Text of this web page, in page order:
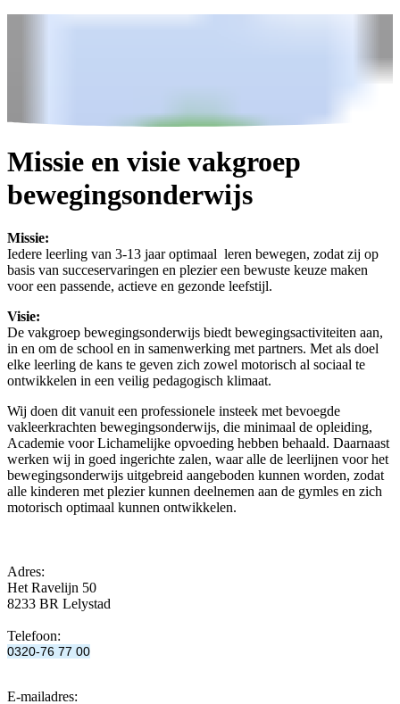
Missie en visie vakgroep
bewegingsonderwijs
Missie:
Iedere leerling van 3-13 jaar optimaal leren bewegen, zodat zij op
basis van succeservaringen en plezier een bewuste keuze maken
voor een passende, actieve en gezonde leefstijl.
Visie:
De vakgroep bewegingsonderwijs biedt bewegingsactiviteiten aan,
in en om de school en in samenwerking met partners. Met als doel
elke leerling de kans te geven zich zowel motorisch al sociaal te
ontwikkelen in een veilig pedagogisch klimaat.
Wij doen dit vanuit een professionele insteek met bevoegde
vakleerkrachten bewegingsonderwijs, die minimaal de opleiding,
Academie voor Lichamelijke opvoeding hebben behaald. Daarnaast
werken wij in goed ingerichte zalen, waar alle de leerlijnen voor het
bewegingsonderwijs uitgebreid aangeboden kunnen worden, zodat
alle kinderen met plezier kunnen deelnemen aan de gymles en zich
motorisch optimaal kunnen ontwikkelen.
Adres:
Het Ravelijn 50
8233 BR Lelystad
Telefoon:
0320-76 77 00
E-mailadres: